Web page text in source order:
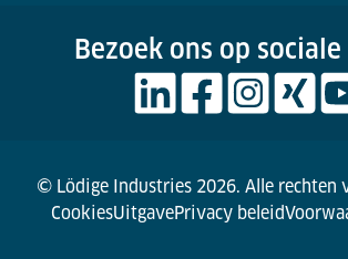
Bezoek ons op
© Lödige Industries 2026. Alle rechten
CookiesUitgavePrivacy beleid